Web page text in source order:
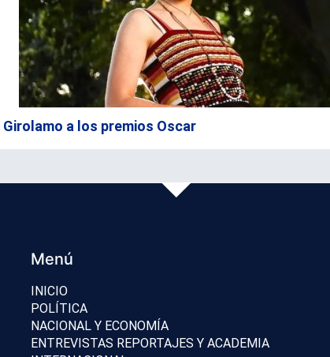
a los premios Oscar
Menú
INICIO
POLÍTICA
NACIONAL Y ECONOMÍA
ENTREVISTAS REPORTAJES Y ACADEMIA